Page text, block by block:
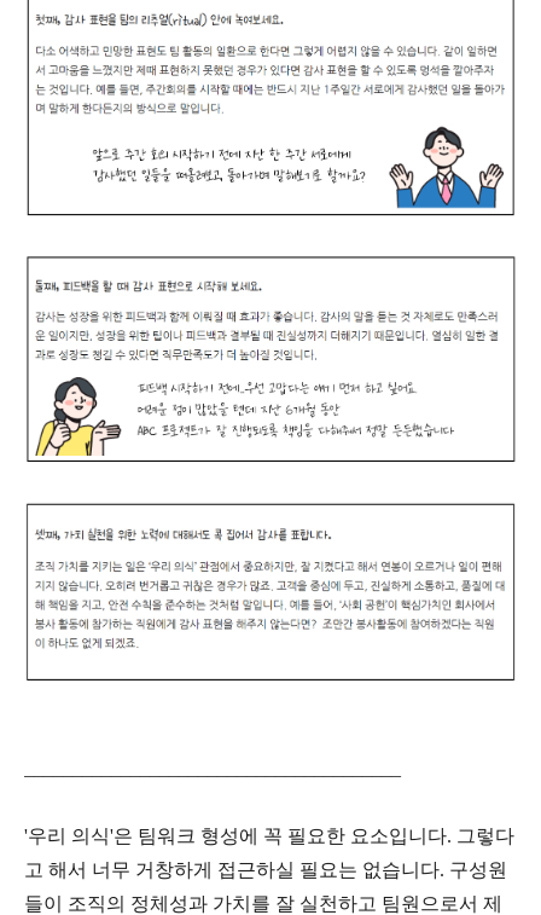
'우리 의식'은 팀워크 형성에 꼭 필요한 요소입니다. 그렇다
고 해서 너무 거창하게 접근하실 필요는 없습니다. 구성원
들이 조직의 정체성과 가치를 잘 실천하고 팀원으로서 제